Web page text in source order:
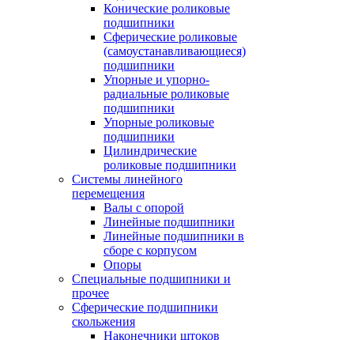
Конические роликовые
подшипники
Сферические роликовые
(самоустанавливающиеся)
подшипники
Упорные и упорно-
радиальные роликовые
подшипники
Упорные роликовые
подшипники
Цилиндрические
роликовые подшипники
Системы линейного
перемещения
Валы с опорой
Линейные подшипники
Линейные подшипники в
сборе с корпусом
Опоры
Специальные подшипники и
прочее
Сферические подшипники
скольжения
Наконечники штоков